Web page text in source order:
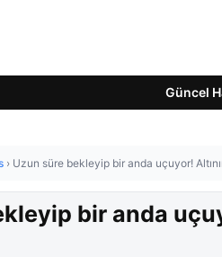
Güncel
› Uzun süre bekleyip bir anda uçuyor!
bir anda